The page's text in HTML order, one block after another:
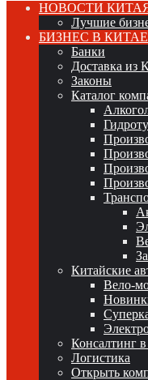
НОВОСТИ
Лучшие
БИЗНЕС В КИТАЕ
Банки
Доставка из
Законы
Каталог
Китайские
Вело-
Консалтинг
Логистика
Открыть